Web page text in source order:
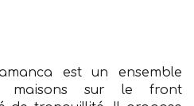
est un ensemble
maisons sur le front